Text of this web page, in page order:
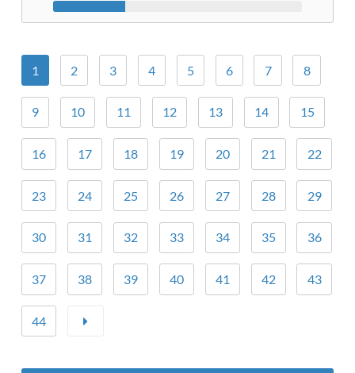
1 2 3 4 5 6 7 8
9 10 11 12 13 14 15
16 17 18 19 20 21 22
23 24 25 26 27 28 29
30 31 32 33 34 35 36
37 38 39 40 41 42 43
44